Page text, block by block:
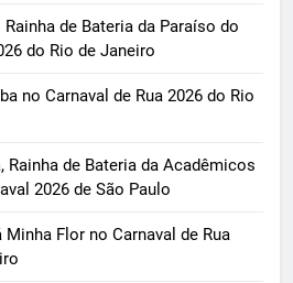
de Bateria da Paraíso do
do Rio de Janeiro
no Carnaval de Rua 2026 do Rio
Rainha de Bateria da Acadêmicos
2026 de São Paulo
Flor no Carnaval de Rua